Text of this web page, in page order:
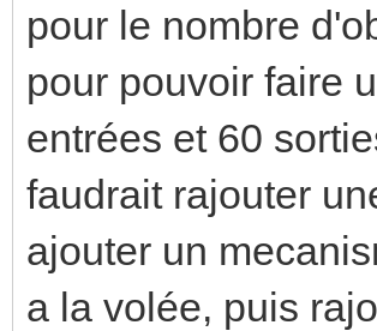
pour le nombre
pour pouvoir faire
entrées et 60
faudrait rajouter
ajouter un
a la volée, puis